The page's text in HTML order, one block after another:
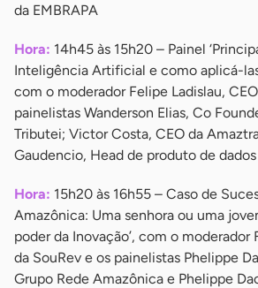
da EMBRAPA
Hora: 14h45 às 15h20 – Painel
Inteligência Artificial e como aplicá-las
com o moderador Felipe Ladislau,
painelistas Wanderson Elias, Co
Tributei; Victor Costa, CEO da
Gaudencio, Head de produto de
Hora: 15h20 às 16h55 – Caso de
Amazônica: Uma senhora ou uma
poder da Inovação’, com o moderador
da SouRev e os painelistas Phelippe
Grupo Rede Amazônica e Phelippe